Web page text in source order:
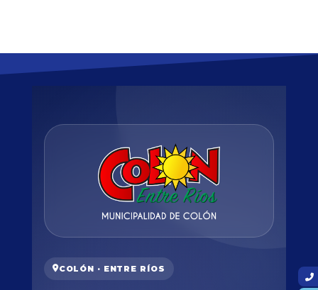
COLÓN · ENTRE RÍOS